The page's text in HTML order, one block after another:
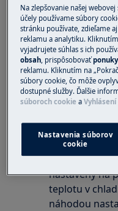
fungovania.
množstvo a teplota
ovplyvniť stupeň
chladničky. Počas
začne zrážať na
jedno z
kvapky môžu
môže nahromadiť
Ak problém
Skontrolujte,
nastavený na
teplotu v
náhodou
Na zlepšovanie našej
účely používame súbory
stránku používate, zdieľame
reklamu a analytiku.
vyjadrujete súhlas s ich
obsah, prispôsobovaťponuky
reklamu. Kliknutím na
súbory cookie, čo môže
dostupné služby. Ďalšie
súboroch cookie a
Nastavenia súborov
cookie